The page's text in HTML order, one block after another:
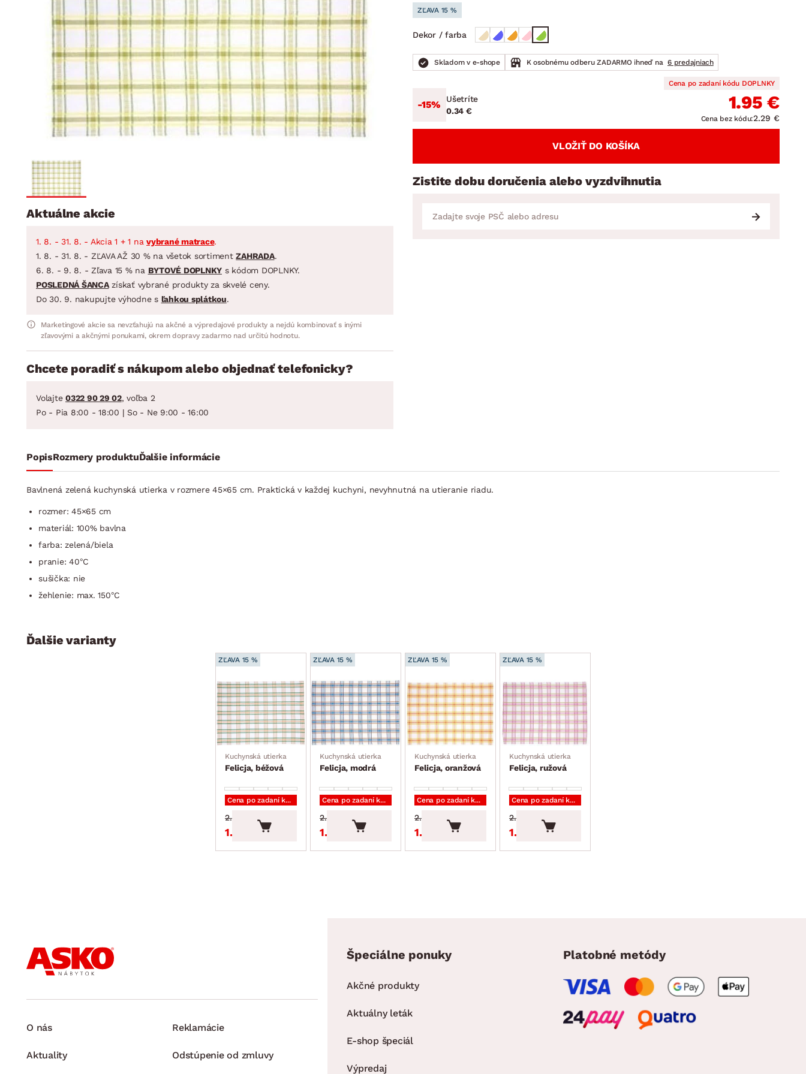
Detská izba
Predsieň, šatník a chodba
Kúpeľňa
Záhrada
Domácnosť
BYTOVÝ TEXTIL
Prikrývky
Vankúše
Koberce
Závesy a žalúzie
STOLOVANIE A VARENIE
Jedálenský servis
Príbory
Panvice
DOMÁCE SPOTREBIČE
VEĽKÁ NOC
Kúpeľňové zostavy
Záhradné zostavy
Zahradné zostavy
ZĽAVA 15 %
Dekor / farba
Skladom v e-shope K osobnému odberu ZADARMO ihneď na 6 predajniach
-15%
Ušetríte
0.34 €
Cena po zadaní kódu DOPLNKY
1.95 €
Cena bez kódu:2.29 €
VLOŽIŤ DO KOŠÍKA
Zistite dobu doručenia alebo vyzdvihnutia
Aktuálne akcie
1. 8. - 31. 8. - Akcia 1 + 1 na vybrané matrace.
1. 8. - 31. 8. - ZĽAVA AŽ 30 % na všetok sortimentZAHRADA.
6. 8. - 9. 8. - Zľava 15 % na BYTOVÉ DOPLNKY s kódom DOPLNKY.
POSLEDNÁ ŠANCAzískať vybrané produkty za skvelé ceny.
Do 30. 9. nakupujte výhodne s ľahkou splátkou.
Marketingové akcie sa nevzťahujú na akčné a výpredajové produkty a nejdú kombinovať s inými
zľavovými a akčnými ponukami, okrem dopravy zadarmo nad určitú hodnotu.
Chcete poradiť s nákupom alebo objednať telefonicky?
Volajte 0322 90 29 02, voľba 2
Po - Pia 8:00 - 18:00 | So - Ne 9:00 - 16:00
PopisRozmery produktuĎalšie informácie
Bavlnená zelená kuchynská utierka v rozmere 45×65 cm. Praktická v každej kuchyni, nevyhnutná na utieranie riadu.
rozmer: 45×65 cm
materiál: 100% bavlna
farba: zelená/biela
pranie: 40°C
sušička: nie
žehlenie: max. 150°C
Ďalšie varianty
ZĽAVA 15 %
Kuchynská utierka
Felicja, béžová
Cena po zadaní kódu DOPLNKY
1.95 €
2.29 €
ZĽAVA 15 %
Kuchynská utierka
Felicja, modrá
Cena po zadaní kódu DOPLNKY
1.95 €
2.29 €
ZĽAVA 15 %
Kuchynská utierka
Felicja, oranžová
Cena po zadaní kódu DOPLNKY
1.95 €
2.29 €
ZĽAVA 15 %
Kuchynská utierka
Felicja, ružová
Cena po zadaní kódu DOPLNKY
1.95 €
2.29 €
O nás
Aktuality
Reklamácie
Odstúpenie od zmluvy
Špeciálne ponuky
Akčné produkty
Aktuálny leták
E-shop špeciál
Výpredaj
Platobné metódy